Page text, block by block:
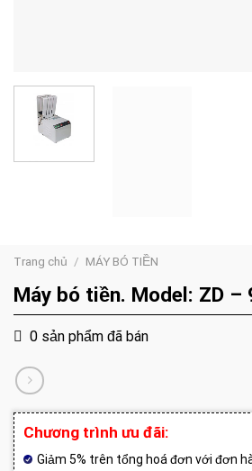
Trang chủ / MÁY BÓ TIỀN
Máy bó tiền. Model: ZD –
0 sản phẩm đã bán
Chương trình ưu đãi:
Giảm 5% trên tổng hoá đơn với đơn